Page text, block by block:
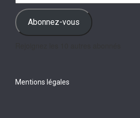
e-
mail Abonnez-vous
Mentions légales